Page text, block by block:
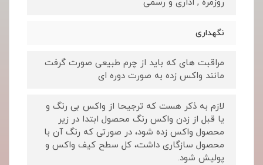
روزمره , اداری و رسمی
نگهداری
مراقبت های که باید از چرم طبیعی صورت گرفت
مانند واکس زده به صورت دوره ای
لازم به ذکر هست که ترجیحا از واکس بی رنگ و
یا قبل از زدن واکس رنگ محصول ابتدا در زیر
محصول واکس زده شود، در صورتی که رنگ آن با
محصول سازگاری داشت، کل سطح کیف واکس و
پولیش شود.